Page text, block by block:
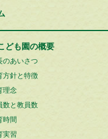
ども園の概要
のあいさつ
方針と特徴
理念
数と教員数
時間
実習